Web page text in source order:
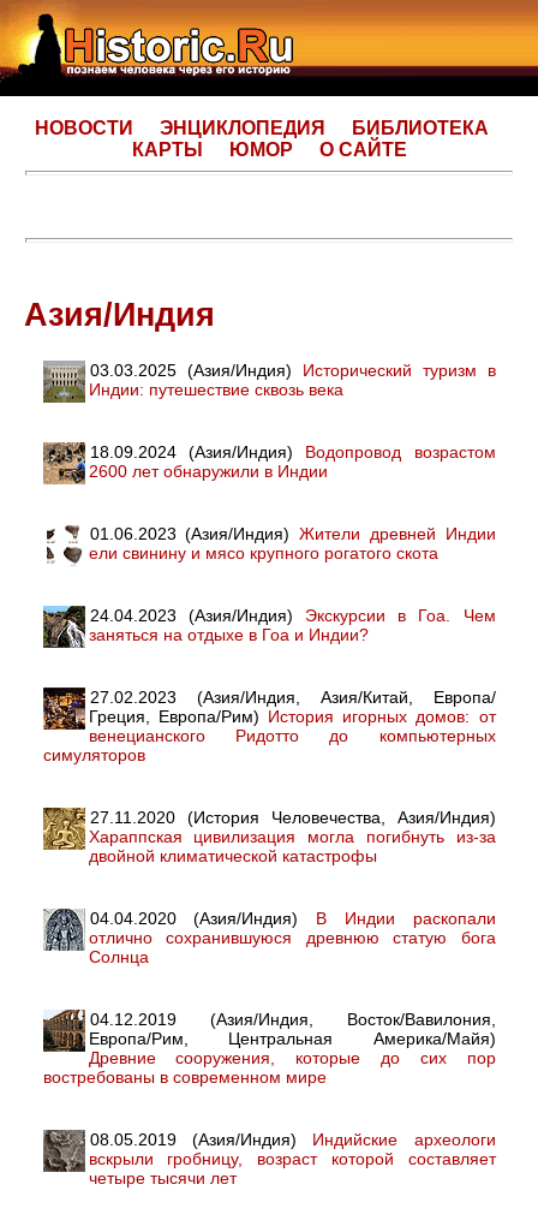
НОВОСТИ ЭНЦИКЛОПЕДИЯ
БИБЛИОТЕКА
КАРТЫ
ЮМОР О САЙТЕ
Азия/Индия
03.03.2025 (Азия/Индия) Исторический туризм в
Индии: путешествие сквозь века
18.09.2024 (Азия/Индия) Водопровод возрастом
2600 лет обнаружили в Индии
01.06.2023 (Азия/Индия) Жители древней Индии
ели свинину и мясо крупного рогатого скота
24.04.2023 (Азия/Индия) Экскурсии в Гоа. Чем
заняться на отдыхе в Гоа и Индии?
27.02.2023 (Азия/Индия, Азия/Китай, Европа/
Греция, Европа/Рим) История игорных домов: от
венецианского Ридотто до компьютерных
симуляторов
27.11.2020 (История Человечества, Азия/Индия)
Хараппская цивилизация могла погибнуть из-за
двойной климатической катастрофы
04.04.2020 (Азия/Индия) В Индии раскопали
отлично сохранившуюся древнюю статую бога
Солнца
04.12.2019 (Азия/Индия, Восток/Вавилония,
Европа/Рим, Центральная Америка/Майя)
Древние сооружения, которые до сих пор
востребованы в современном мире
08.05.2019 (Азия/Индия) Индийские археологи
вскрыли гробницу, возраст которой составляет
четыре тысячи лет